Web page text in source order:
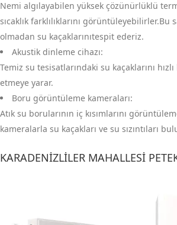
Nemi algılayabilen yüksek çözünürlüklü
sıcaklık farklılıklarını görüntüleyebilirler.Bu
olmadan su kaçaklarınıtespit ederiz.
Akustik dinleme cihazı:
Temiz su tesisatlarındaki su kaçaklarını
etmeye yarar.
Boru görüntüleme kameraları:
Atık su borularının iç kısımlarını
kameralarla su kaçakları ve su sızıntıları
KARADENIZLILER MAHALLESI